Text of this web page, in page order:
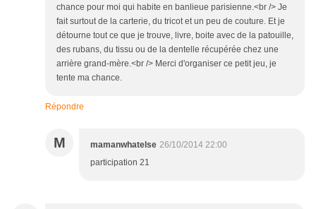
chance pour moi qui habite en banlieue parisienne.<br /> Je
fait surtout de la carterie, du tricot et un peu de couture. Et je
détourne tout ce que je trouve, livre, boite avec de la patouille,
des rubans, du tissu ou de la dentelle récupérée chez une
arrière grand-mère.<br /> Merci d'organiser ce petit jeu, je
tente ma chance.
Répondre
M mamanwhatelse 26/10/2014 22:00
participation 21